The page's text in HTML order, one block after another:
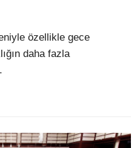
özellikle gece
daha fazla